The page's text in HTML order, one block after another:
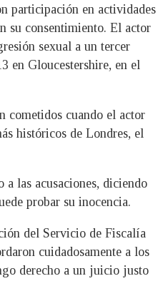
participación en actividades
su consentimiento. El actor
sexual a un tercer
en Gloucestershire, en el
cometidos cuando el actor
históricos de Londres, el
a las acusaciones, diciendo
probar su inocencia.
del Servicio de Fiscalía
cuidadosamente a los
derecho a un juicio justo